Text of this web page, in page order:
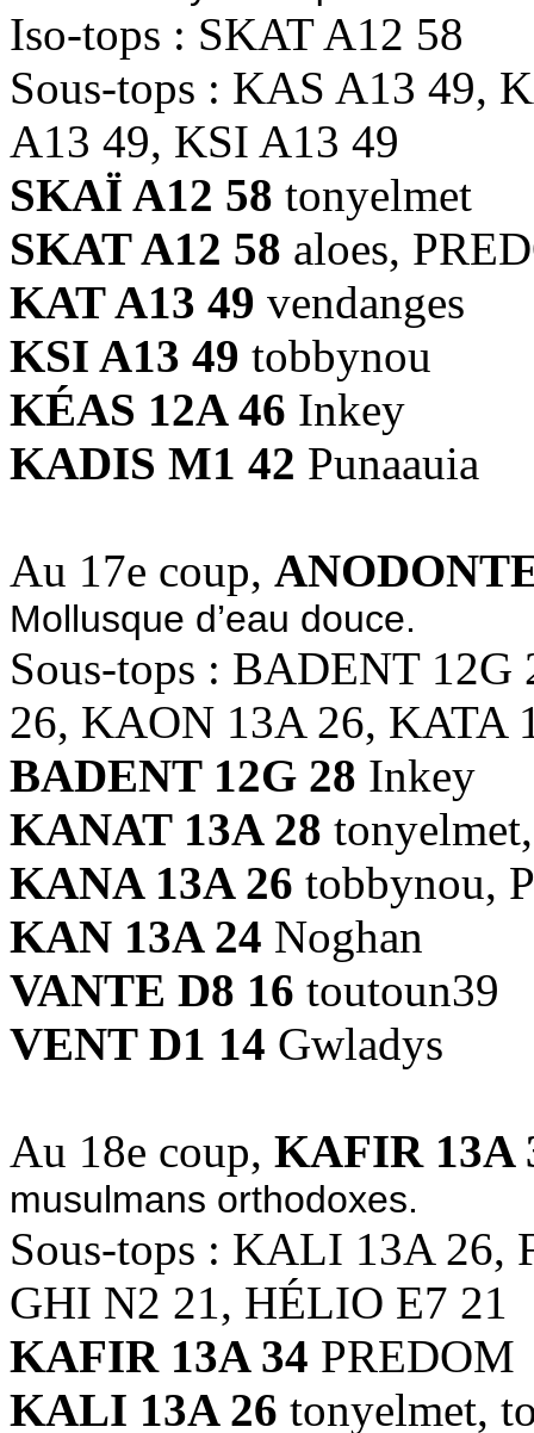
Iso-tops : SKAT A12 58
Sous-tops : KAS A13 49,
A13 49, KSI A13 49
SKAÏ A12 58 tonyelmet
SKAT A12 58 aloes,
KAT A13 49 vendanges
KSI A13 49 tobbynou
KÉAS 12A 46 Inkey
KADIS M1 42 Punaauia
Au 17e coup,
Mollusque d’eau douce.
Sous-tops : BADENT
26, KAON 13A 26, KATA
BADENT 12G 28 Inkey
KANAT 13A 28
KANA 13A 26 tobbynou,
KAN 13A 24 Noghan
VANTE D8 16 toutoun39
VENT D1 14 Gwladys
Au 18e coup, KAFIR 13A
musulmans orthodoxes.
Sous-tops : KALI 13A 26,
GHI N2 21, HÉLIO E7 21
KAFIR 13A 34 PREDOM
KALI 13A 26 tonyelmet,